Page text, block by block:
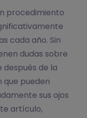
procedimiento
cada año. Sin
dudas sobre
de la
que pueden
sus ojos
artículo,